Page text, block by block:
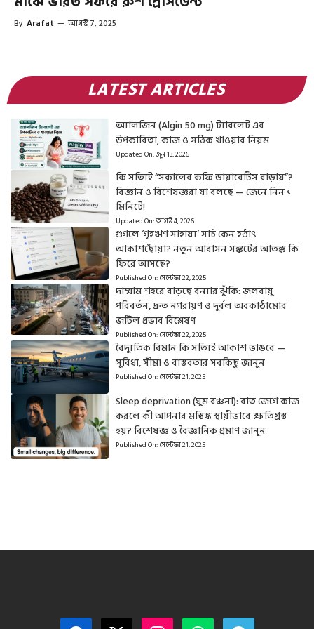
By Arafat — আগস্ট 7, 2025
LATEST ARTICLES
অ্যালজিন (Algin 50 mg) ট্যাবলেট এর
উপকারিতা, কাজ ও সঠিক খাওয়ার নিয়ম
Updated On:জুন 13, 2026
কি সত্যিই “সকালের কফি ডায়াবেটিস বাড়ায়”?
বিজ্ঞান ও বিশেষজ্ঞরা যা বলছে — জেনে নিন ১
মিনিটে!
Updated On:আগস্ট 4, 2026
গুগলে ‘গৃহঋণ সাহায্য’ সার্চ কেন হঠাৎ
আকাশছোঁয়া? নতুন আবাসন সঙ্কটের আতঙ্ক কি
ফিরে আসছে?
Published On:সেপ্টেম্বর 22, 2025
দাম্মাম শহরে বাড়ছে বন্যার ঝুঁকি: জলবায়ু
পরিবর্তন, দ্রুত নগরায়ণ ও দুর্বল অবকাঠামোর
জটিল প্রভাব বিশ্লেষণ
Published On:সেপ্টেম্বর 22, 2025
বৈদ্যুতিক বিমান কি সত্যিই আকাশ ভাঙবে —
সুবিধা, সীমা ও বাস্তবতার সবকিছু জানুন
Published On:সেপ্টেম্বর 21, 2025
Sleep deprivation (ঘুম বঞ্চনা): রাত জেগে কাজ
করলে কী আপনার মস্তিষ্ক স্থায়ীভাবে ক্ষতিগ্রস্ত
হয়? বিশেষজ্ঞ ও বৈজ্ঞানিক প্রমাণ জানুন
Published On:সেপ্টেম্বর 21, 2025